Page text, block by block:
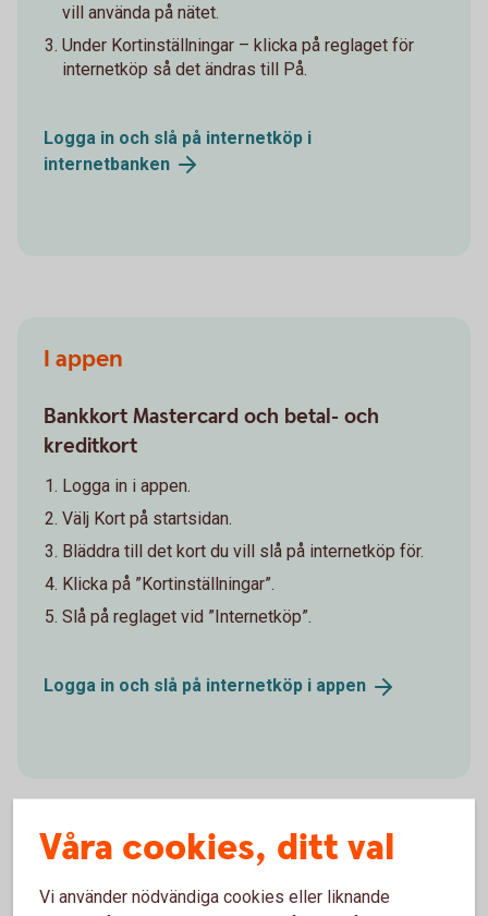
vill använda på nätet.
Under Kortinställningar – klicka på reglaget för
internetköp så det ändras till På.
Logga in och slå på internetköp i
internetbanken
I appen
Bankkort Mastercard och betal- och
kreditkort
Logga in i appen.
Välj Kort på startsidan.
Bläddra till det kort du vill slå på internetköp för.
Klicka på ”Kortinställningar”.
Slå på reglaget vid ”Internetköp”.
Logga in och slå på internetköp i appen
Hjälp ditt barn
Våra cookies, ditt val
Vi använder nödvändiga cookies eller liknande